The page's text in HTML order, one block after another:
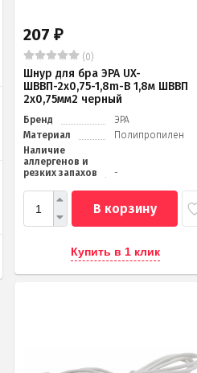
207 ₽
(0)
Шнур для бра ЭРА UX-
ШВВП-2x0,75-1,8m-B 1,8м ШВВП
2x0,75мм2 черный
Бренд
ЭРА
Материал
Полипропилен
Наличие
аллергенов и
резких запахов
-
В корзину
Купить в 1 клик